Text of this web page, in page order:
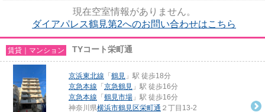
現在空室情報がありません。
ダイアパレス鶴見第2へのお問い合わせはこちら
賃貸｜マンション TYコート栄町通
京浜東北線 「 鶴見 」駅 徒歩18分
京急本線 「 京急鶴見 」駅 徒歩16分
京急本線 「 鶴見市場 」駅 徒歩16分
神奈川県横浜市鶴見区栄町通 ２丁目13-2